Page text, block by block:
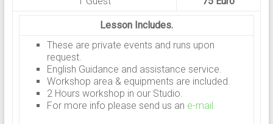
Lesson Includes.
These are private events and runs upon
request.
English Guidance and assistance service.
Workshop area & equipments are included.
2 Hours workshop in our Studio.
For more info please send us an e-mail.